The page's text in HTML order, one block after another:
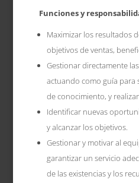
Funciones y
Maximizar los resultados
objetivos de ventas,
Gestionar directamente
actuando como guía para
de conocimiento, y
Identificar nuevas
y alcanzar los objetivos.
Gestionar y motivar al
garantizar un servicio
de las existencias y los